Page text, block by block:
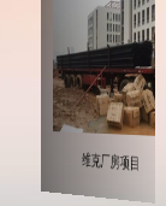
维克厂房项目